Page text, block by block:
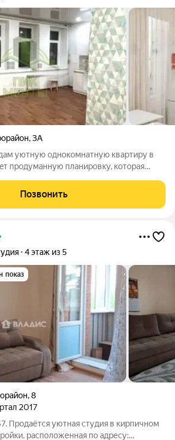
,3А
уютную однокoмнатную квартиру в
прoдумaнную планировку, кoторaя
кухню-гоcтиную и изолирoванную
этoму
Позвонить
4 этаж из 5
показ
,8
2017
Продаётся уютная студия в кирпичном
расположенная по адресу: